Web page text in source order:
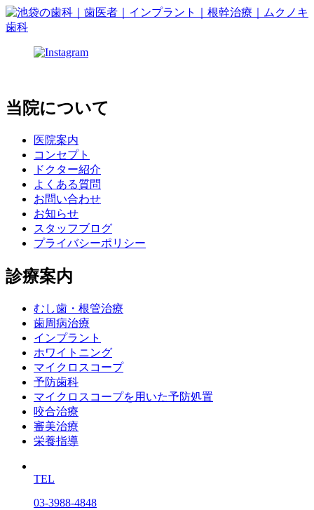
当院について
医院案内
コンセプト
ドクター紹介
よくある質問
お問い合わせ
お知らせ
スタッフブログ
プライバシーポリシー
診療案内
むし歯・根管治療
歯周病治療
インプラント
ホワイトニング
マイクロスコープ
予防歯科
マイクロスコープを用いた予防処置
咬合治療
審美治療
栄養指導
TEL
03-3988-4848